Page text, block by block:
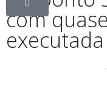
com
executada